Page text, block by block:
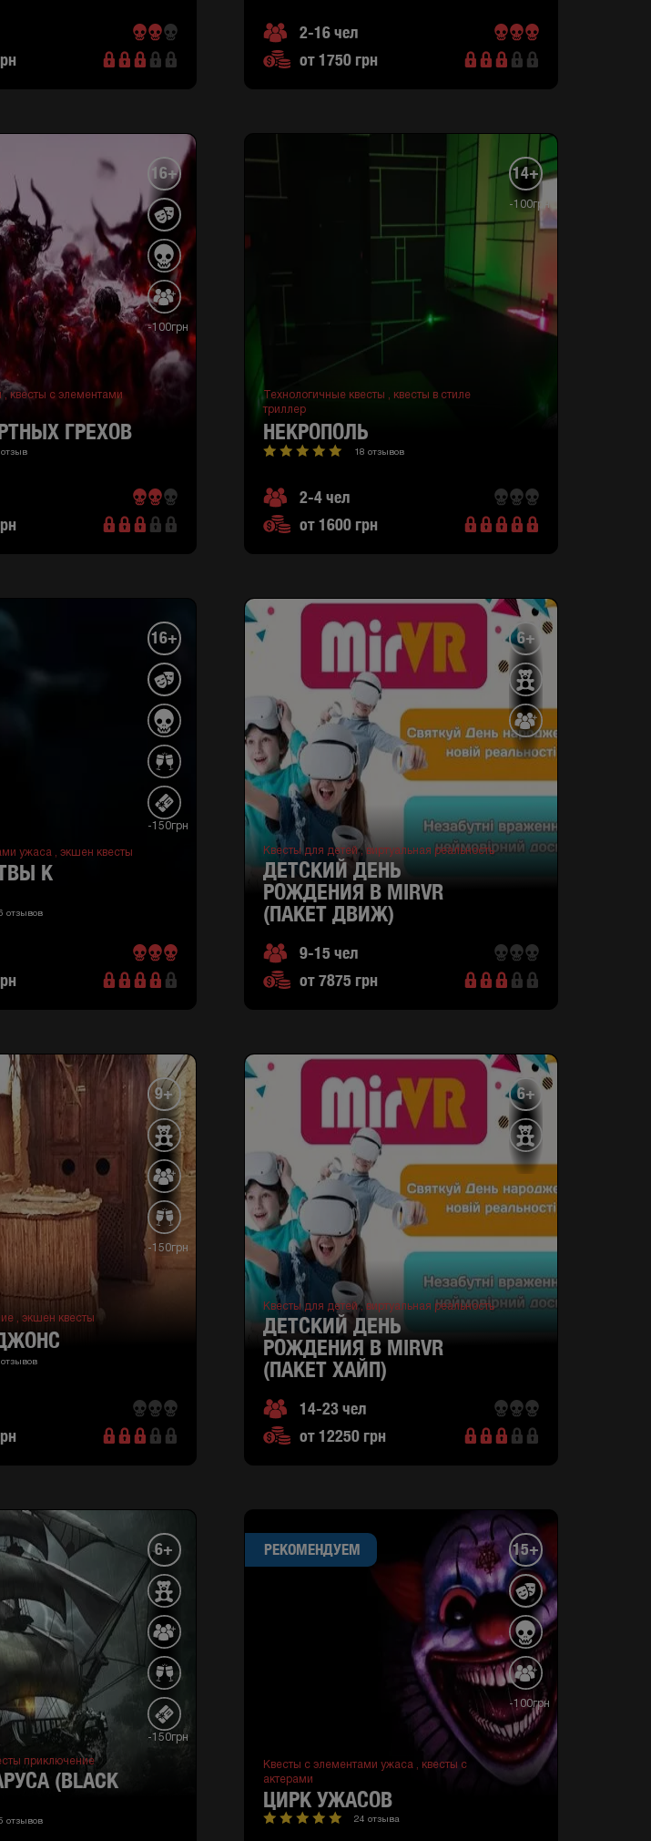
2-16 чел
от 1750 грн
16+
-100грн
, квесты с элементами
ГРЕХОВ
отзыв
14+
-100грн
Технологичные квесты , квесты в стиле
триллер
НЕКРОПОЛЬ
18 отзывов
2-4 чел
от 1600 грн
16+
-150грн
ужаса , экшен квесты
К
отзывов
6+
Квесты для детей ,виртуальная реальность
ДЕТСКИЙ ДЕНЬ
РОЖДЕНИЯ В MIRVR
(ПАКЕТ ДВИЖ)
9-15 чел
от 7875 грн
9+
-150грн
, экшен квесты
6+
Квесты для детей ,виртуальная реальность
ДЕТСКИЙ ДЕНЬ
РОЖДЕНИЯ В MIRVR
(ПАКЕТ ХАЙП)
14-23 чел
от 12250 грн
6+
-150грн
приключение
(BLACK
отзывов
РЕКОМЕНДУЕМ 15+
-100грн
Квесты с элементами ужаса , квесты с
актерами
ЦИРК УЖАСОВ
24 отзыва